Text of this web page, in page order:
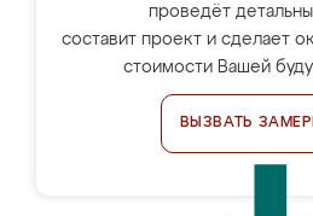
проведёт
составит проект и сделает
стоимости Вашей
ВЫЗВАТЬ